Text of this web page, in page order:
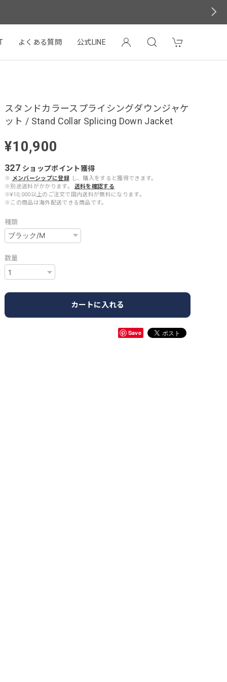
よくある質問 公式LINE
スタンドカラースプライシングダウンジャケ
ット / Stand Collar Splicing Down Jacket
¥10,900
327 ショップポイント獲得
※ メンバーシップに登録 し、購入をすると獲得できます。
※別途送料がかかります。
送料を確認する
※¥10,000以上のご注文で国内送料が無料になります。
※この商品は海外配送できる商品です。
種類
数量
カートに入れる
Save